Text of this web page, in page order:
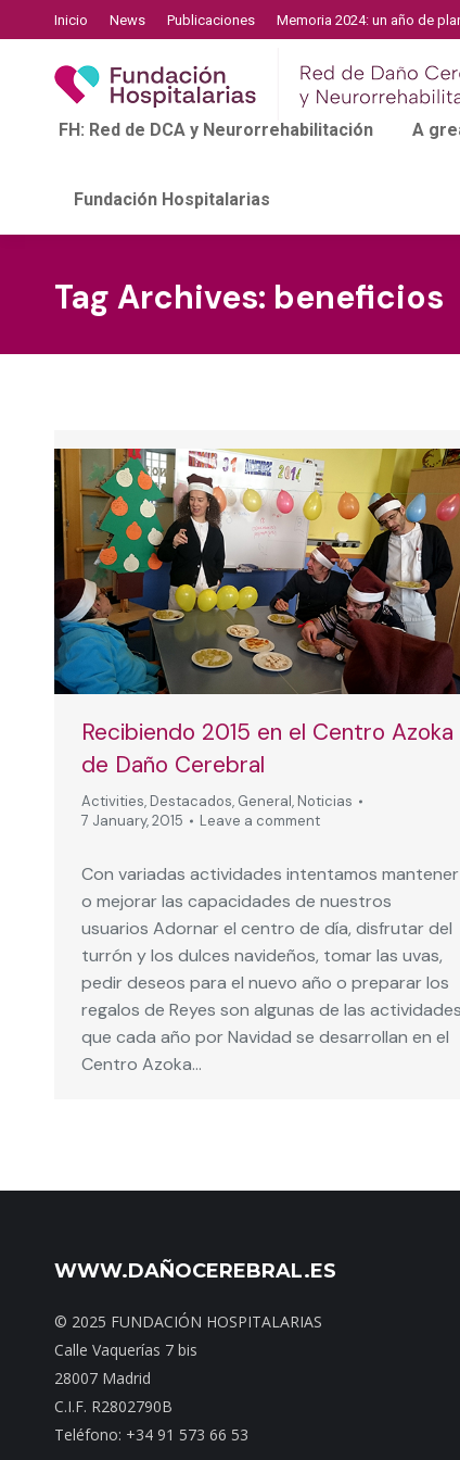
Inicio News Publicaciones Memoria 2024: un año de
FH: Red de DCA y Neurorrehabilitación A
Fundación Hospitalarias
Tag Archives: beneficios
Recibiendo 2015 en el Centro Azoka
de Daño Cerebral
Activities, Destacados, General, Noticias
7 January, 2015
Leave a comment
Con variadas actividades intentamos mantener
o mejorar las capacidades de nuestros
usuarios Adornar el centro de día, disfrutar del
turrón y los dulces navideños, tomar las uvas,
pedir deseos para el nuevo año o preparar los
regalos de Reyes son algunas de las actividades
que cada año por Navidad se desarrollan en el
Centro Azoka…
WWW.DAÑOCEREBRAL.ES
© 2025 FUNDACIÓN HOSPITALARIAS
Calle Vaquerías 7 bis
28007 Madrid
C.I.F. R2802790B
Teléfono: +34 91 573 66 53